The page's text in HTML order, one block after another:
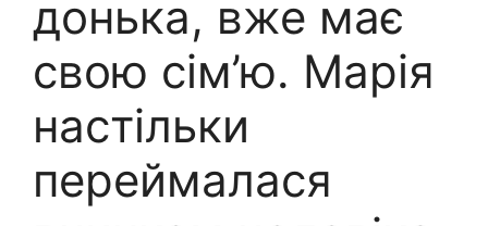
донька, вже має
свою сім’ю. Марія
настільки
переймалася